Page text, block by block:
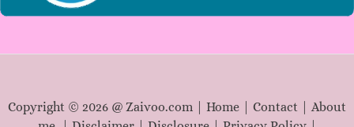
Copyright © 2026 @ Zaivoo.com | Home Contact
About